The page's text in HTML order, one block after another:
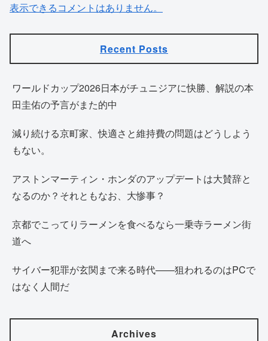
表示できるコメントはありません。
Recent Posts
ワールドカップ2026日本がチュニジアに快勝、解説の本
田圭佑の予言がまた的中
減り続ける京町家、快適さと維持費の問題はどうしよう
もない。
アストンマーティン・ホンダのアップデートは大賛辞と
なるのか？それともなお、大惨事？
京都でこってりラーメンを食べるなら一乗寺ラーメン街
道へ
サイバー犯罪が玄関まで来る時代——狙われるのはPCで
はなく人間だ
Archives